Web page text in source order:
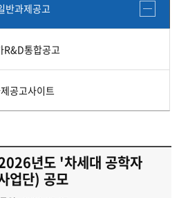
간접비 자동계산
교외 학술연구비 지원제도
반과제공고
R&D통합공고
공고사이트
년도 '차세대 공학자
업단) 공모